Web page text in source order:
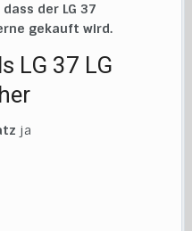
der LG 37
gekauft wird.
LG 37 LG
ja